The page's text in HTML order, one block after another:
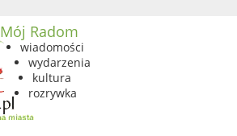
Mój Radom
wiadomości
wydarzenia
kultura
rozrywka